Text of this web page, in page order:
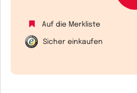
Auf die Merkliste
Sicher einkaufen